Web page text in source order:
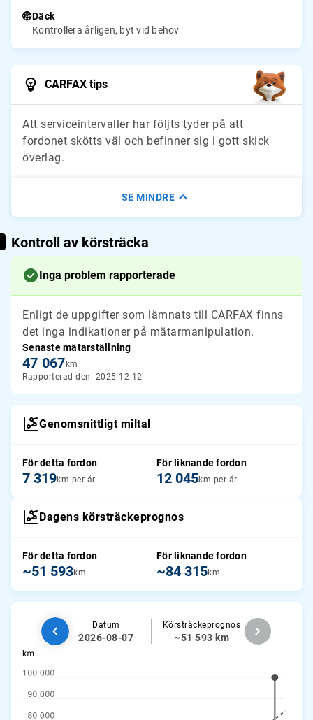
Däck
Kontrollera årligen, byt vid behov
CARFAX tips
Att serviceintervaller har följts tyder på att
fordonet skötts väl och befinner sig i gott skick
överlag.
SE MINDRE
Kontroll av körsträcka
Inga problem rapporterade
Enligt de uppgifter som lämnats till CARFAX finns
det inga indikationer på mätarmanipulation.
Senaste mätarställning
47 067 km
Rapporterad den: 2025-12-12
Genomsnittligt miltal
För detta fordon
7 319km per år
För liknande fordon
12 045km per år
Dagens körsträckeprognos
För detta fordon
~51 593km
För liknande fordon
~84 315km
Datum
2026-08-07
Körsträckeprognos
~51 593 km